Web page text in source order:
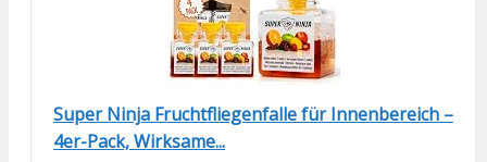
Super Ninja Fruchtfliegenfalle für Innenbereich –
4er-Pack, Wirksame...